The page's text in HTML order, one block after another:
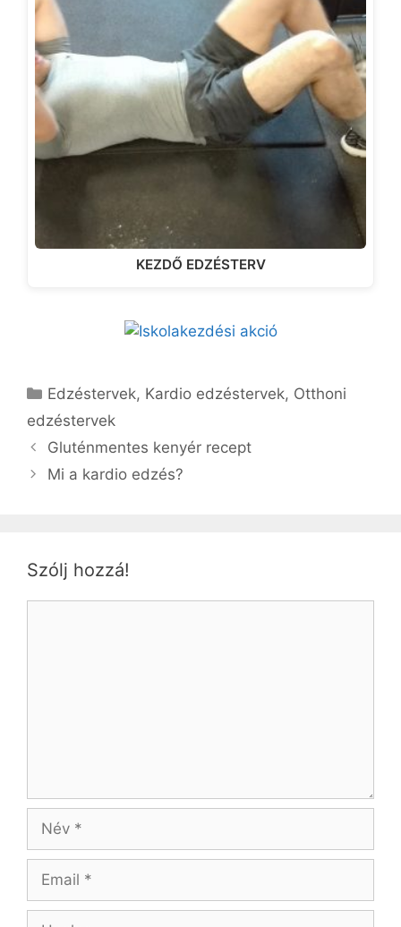
KEZDŐ EDZÉSTERV
Kategória
Edzéstervek, Kardio edzéstervek, Otthoni
edzéstervek
Gluténmentes kenyér recept
Mi a kardio edzés?
Szólj hozzá!